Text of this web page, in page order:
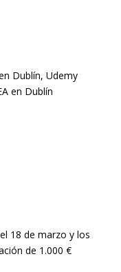
Dublín, Udemy
en Dublín
18 de marzo y los
de 1.000 €